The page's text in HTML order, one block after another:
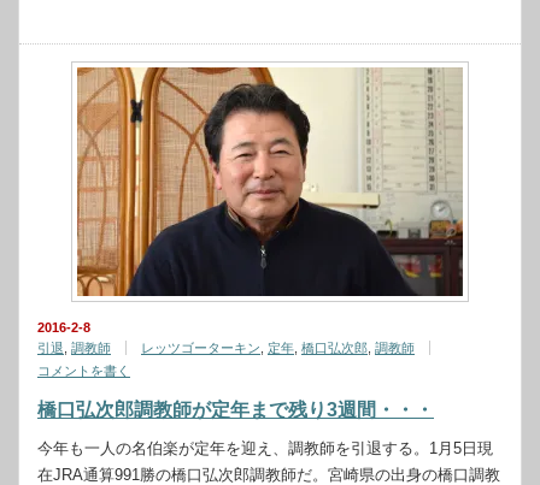
2016-2-8
引退 調教師 レッツゴーターキン 定年 橋口弘次郎 調教師
コメントを書く
橋口弘次郎調教師が定年まで残り3週間・・・
今年も一人の名伯楽が定年を迎え、調教師を引退する。1月5日現
在JRA通算991勝の橋口弘次郎調教師だ。宮崎県の出身の橋口調教